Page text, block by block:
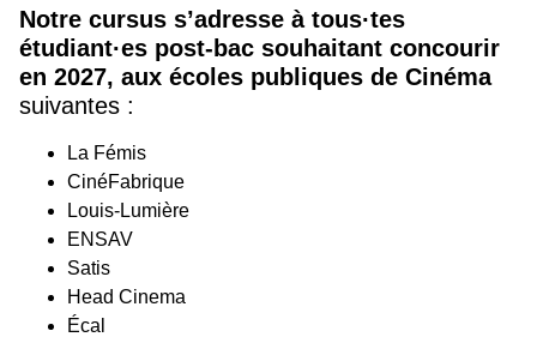
Notre cursus s’adresse à tous·tes
étudiant·es post-bac souhaitant concourir
en 2027, aux écoles publiques de Cinéma
suivantes :
La Fémis
CinéFabrique
Louis-Lumière
ENSAV
Satis
Head Cinema
Écal